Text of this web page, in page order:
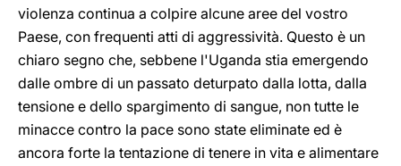
violenza continua a colpire alcune aree del vostro
Paese, con frequenti atti di aggressività. Questo è un
chiaro segno che, sebbene l'Uganda stia emergendo
dalle ombre di un passato deturpato dalla lotta, dalla
tensione e dello spargimento di sangue, non tutte le
minacce contro la pace sono state eliminate ed è
ancora forte la tentazione di tenere in vita e alimentare